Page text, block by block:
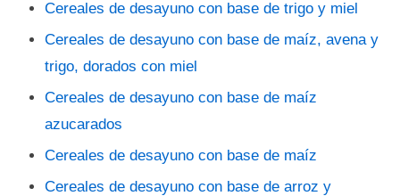
Cereales de desayuno con base de trigo y miel
Cereales de desayuno con base de maíz, avena y
trigo, dorados con miel
Cereales de desayuno con base de maíz
azucarados
Cereales de desayuno con base de maíz
Cereales de desayuno con base de arroz y